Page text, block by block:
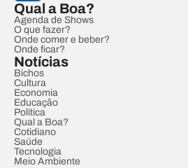
Qual a Boa?
Agenda de Shows
O que fazer?
Onde comer e beber?
Onde ficar?
Notícias
Bichos
Cultura
Economia
Educação
Política
Qual a Boa?
Cotidiano
Saúde
Tecnologia
Meio Ambiente